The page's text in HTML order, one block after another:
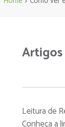
Leitura de
Conheça a